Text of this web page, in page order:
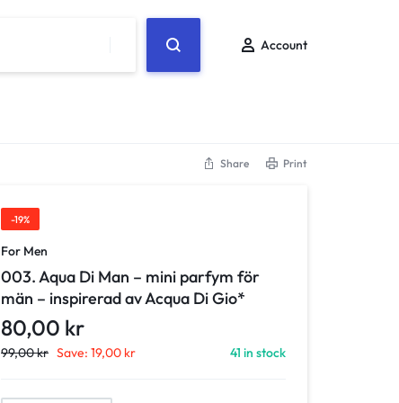
Account
Share Print
-19%
For Men
003. Aqua Di Man – mini parfym för
män – inspirerad av Acqua Di Gio*
80,00 kr
99,00kr Save: 19,00 kr 41 in stock